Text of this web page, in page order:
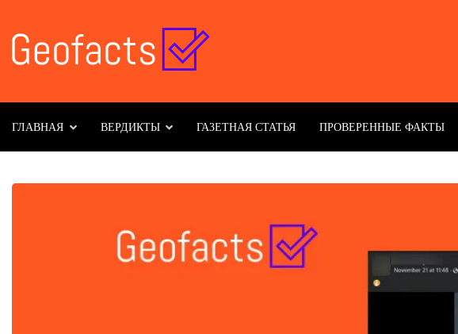
ГЛАВНАЯ ВЕРДИКТЫ ГАЗЕТНАЯ СТАТЬЯ ПРОВЕРЕННЫЕ ФАКТЫ